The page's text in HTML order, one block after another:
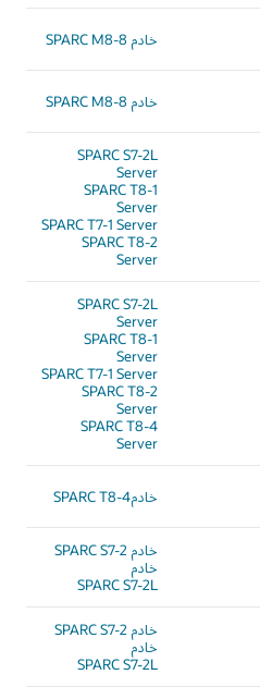
خادم SPARC M8-8
خادم SPARC M8-8
SPARC S7-2L
Server
SPARC T8-1
Server
SPARC T7-1 Server
SPARC T8-2
Server
SPARC S7-2L
Server
SPARC T8-1
Server
SPARC T7-1 Server
SPARC T8-2
Server
SPARC T8-4
Server
خادمSPARC T8-4
خادم SPARC S7-2
خادم
SPARC S7-2L
خادم SPARC S7-2
خادم
SPARC S7-2L